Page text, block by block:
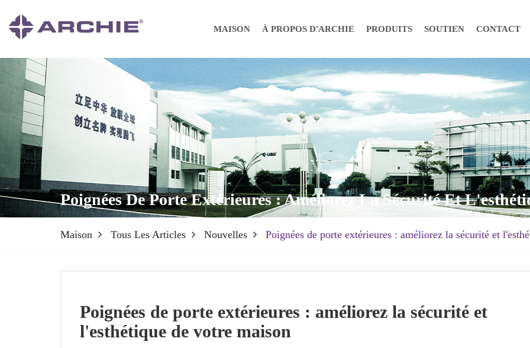
MAISON À PROPOS D'ARCHIE PRODUITS SOUTIEN CONTACT
Poignées De Porte Extérieures : Améliorez La Sécurité Et
Maison Tous Les Articles Nouvelles Poignées de porte extérieures : améliorez la sécurité et
Poignées de porte extérieures : améliorez la sécurité et
l'esthétique de votre maison